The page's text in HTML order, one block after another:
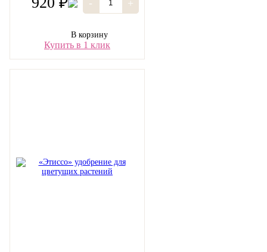
- +
В корзину
Купить в 1 клик